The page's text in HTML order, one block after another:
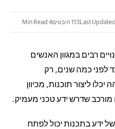
Last113 היבטים 4 Min Read
רבים במגוון האנשים
לפני כמה שנים, רק
ליצור תוכנות, מכיוון
שדרש ידע טכני מעמיק.
ידע בתכנות יכול לפתח